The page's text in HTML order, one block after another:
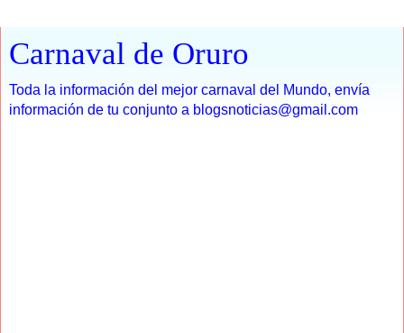
Carnaval de Oruro
Toda la información del mejor carnaval del Mundo, envía
información de tu conjunto a blogsnoticias@gmail.com